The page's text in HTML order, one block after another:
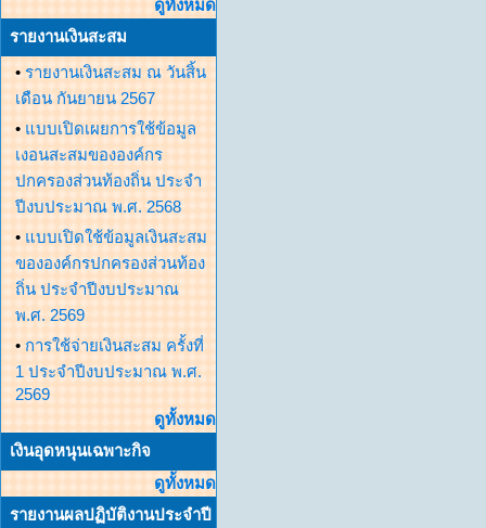
ดูทั้งหมด
รายงานเงินสะสม
• รายงานเงินสะสม ณ วันสิ้น
เดือน กันยายน 2567
• แบบเปิดเผยการใช้ข้อมูล
เงอนสะสมขององค์กร
ปกครองส่วนท้องถิ่น ประจำ
ปีงบประมาณ พ.ศ. 2568
• แบบเปิดใช้ข้อมูลเงินสะสม
ขององค์กรปกครองส่วนท้อง
ถิ่น ประจำปีงบประมาณ
พ.ศ. 2569
• การใช้จ่ายเงินสะสม ครั้งที่
1 ประจำปีงบประมาณ พ.ศ.
2569
ดูทั้งหมด
เงินอุดหนุนเฉพาะกิจ
ดูทั้งหมด
รายงานผลปฏิบัติงานประจำปี